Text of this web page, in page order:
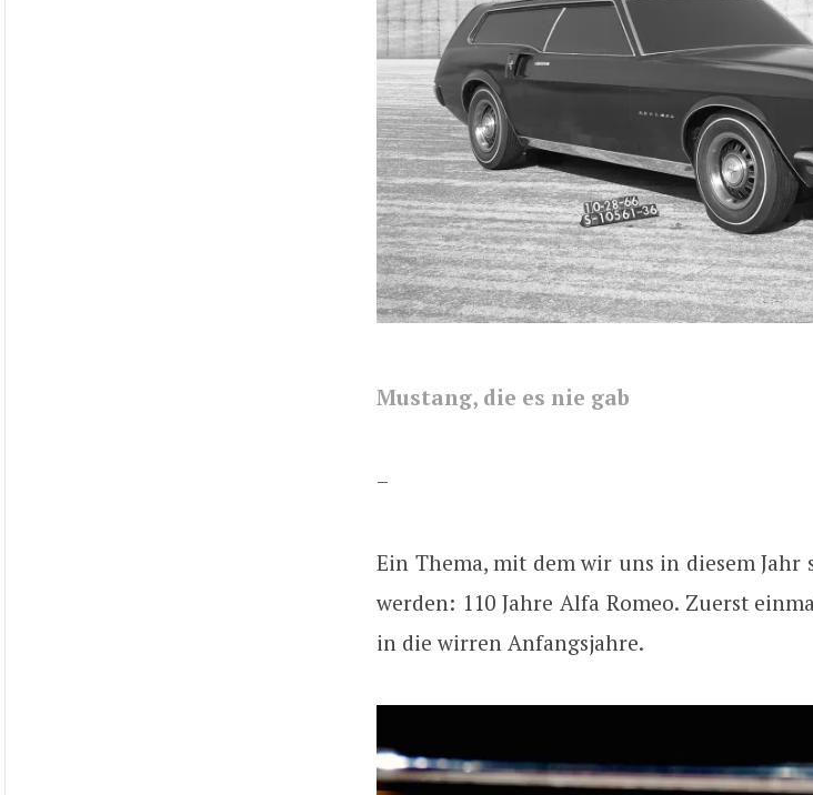
Mustang, die es nie gab
–
Ein Thema, mit dem wir uns in diesem
werden: 110 Jahre Alfa Romeo. Zuerst
in die wirren Anfangsjahre.